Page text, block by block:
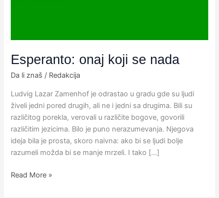
Esperanto: onaj koji se nada
Da li znaš / Redakcija
Ludvig Lazar Zamenhof je odrastao u gradu gde su ljudi
živeli jedni pored drugih, ali ne i jedni sa drugima. Bili su
različitog porekla, verovali u različite bogove, govorili
različitim jezicima. Bilo je puno nerazumevanja. Njegova
ideja bila je prosta, skoro naivna: ako bi se ljudi bolje
razumeli možda bi se manje mrzeli. I tako […]
Read More »